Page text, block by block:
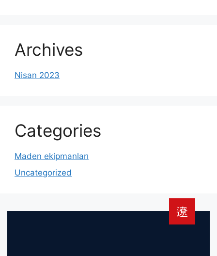
Archives
Nisan 2023
Categories
Maden ekipmanları
Uncategorized